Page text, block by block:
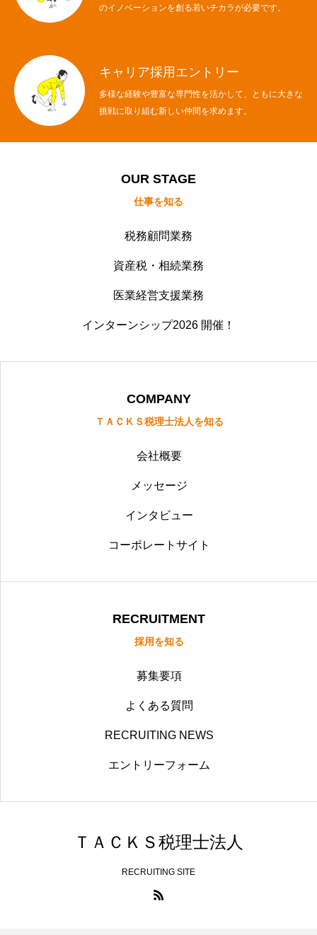
のイノベーションを創る若いチカラが必要です。
キャリア採用エントリー
多様な経験や豊富な専門性を活かして、ともに大きな
挑戦に取り組む新しい仲間を求めます。
OUR STAGE
仕事を知る
税務顧問業務
資産税・相続業務
医業経営支援業務
インターンシップ2026 開催！
COMPANY
ＴＡＣＫＳ税理士法人を知る
会社概要
メッセージ
インタビュー
コーポレートサイト
RECRUITMENT
採用を知る
募集要項
よくある質問
RECRUITING NEWS
エントリーフォーム
ＴＡＣＫＳ税理士法人
RECRUITING SITE